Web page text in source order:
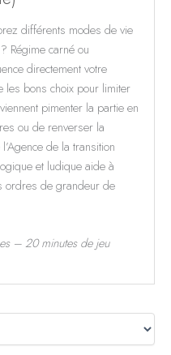
différents modes de vie
Régime carné ou
directement votre
les bons choix pour limiter
pimenter la partie en
ou de renverser la
de la transition
et ludique aide à
ordres de grandeur de
– 20 minutes de jeu